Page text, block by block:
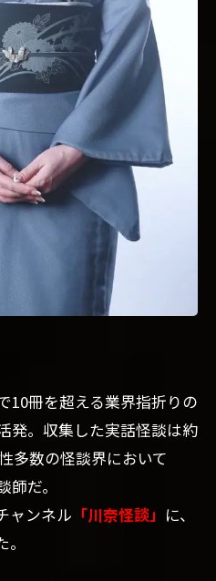
10冊を超える業界指折りの
発。収集した実話怪談は約
多数の怪談界において
師だ。
ャンネル 「川奈怪談」 に、